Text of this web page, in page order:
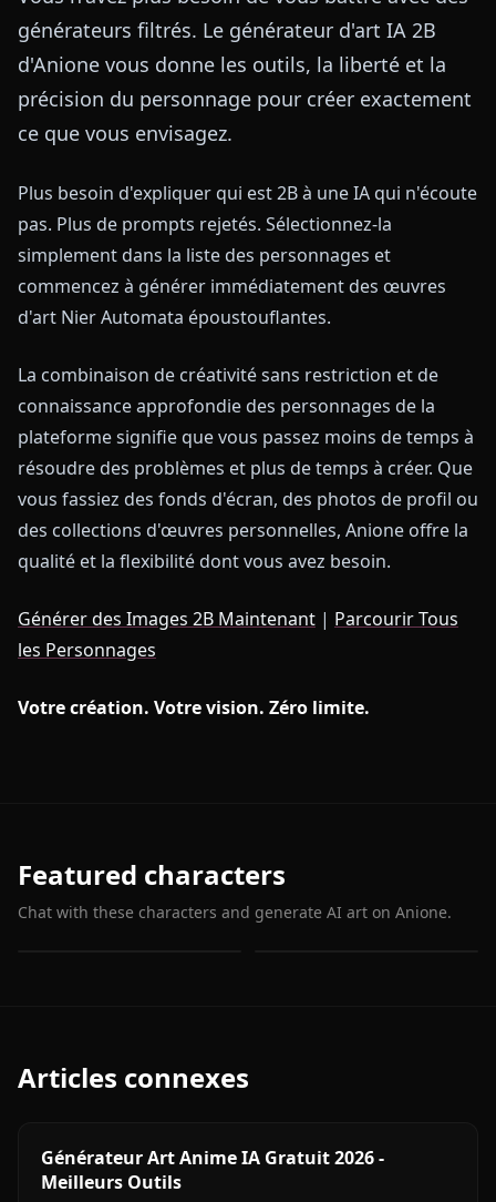
générateurs filtrés. Le générateur d'art IA 2B
d'Anione vous donne les outils, la liberté et la
précision du personnage pour créer exactement
ce que vous envisagez.
Plus besoin d'expliquer qui est 2B à une IA qui n'écoute
pas. Plus de prompts rejetés. Sélectionnez-la
simplement dans la liste des personnages et
commencez à générer immédiatement des œuvres
d'art Nier Automata époustouflantes.
La combinaison de créativité sans restriction et de
connaissance approfondie des personnages de la
plateforme signifie que vous passez moins de temps à
résoudre des problèmes et plus de temps à créer. Que
vous fassiez des fonds d'écran, des photos de profil ou
des collections d'œuvres personnelles, Anione offre la
qualité et la flexibilité dont vous avez besoin.
Générer des Images 2B Maintenant | Parcourir Tous
les Personnages
Votre création. Votre vision. Zéro limite.
Featured characters
Chat with these characters and generate AI art on Anione.
Articles connexes
Générateur Art Anime IA Gratuit 2026 -
Meilleurs Outils